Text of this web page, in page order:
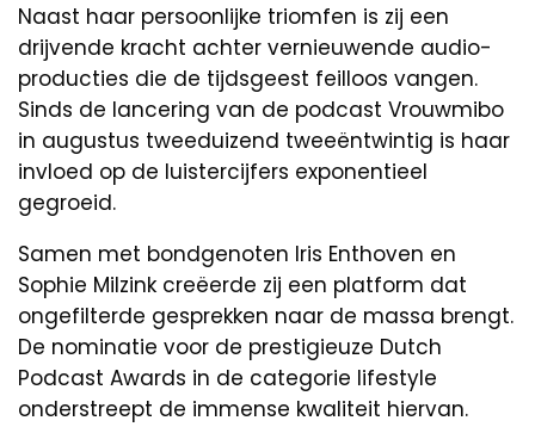
Naast haar persoonlijke triomfen is zij een
drijvende kracht achter vernieuwende audio-
producties die de tijdsgeest feilloos vangen.
Sinds de lancering van de podcast Vrouwmibo
in augustus tweeduizend tweeëntwintig is haar
invloed op de luistercijfers exponentieel
gegroeid.
Samen met bondgenoten Iris Enthoven en
Sophie Milzink creëerde zij een platform dat
ongefilterde gesprekken naar de massa brengt.
De nominatie voor de prestigieuze Dutch
Podcast Awards in de categorie lifestyle
onderstreept de immense kwaliteit hiervan.